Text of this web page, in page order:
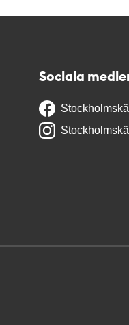
Sociala